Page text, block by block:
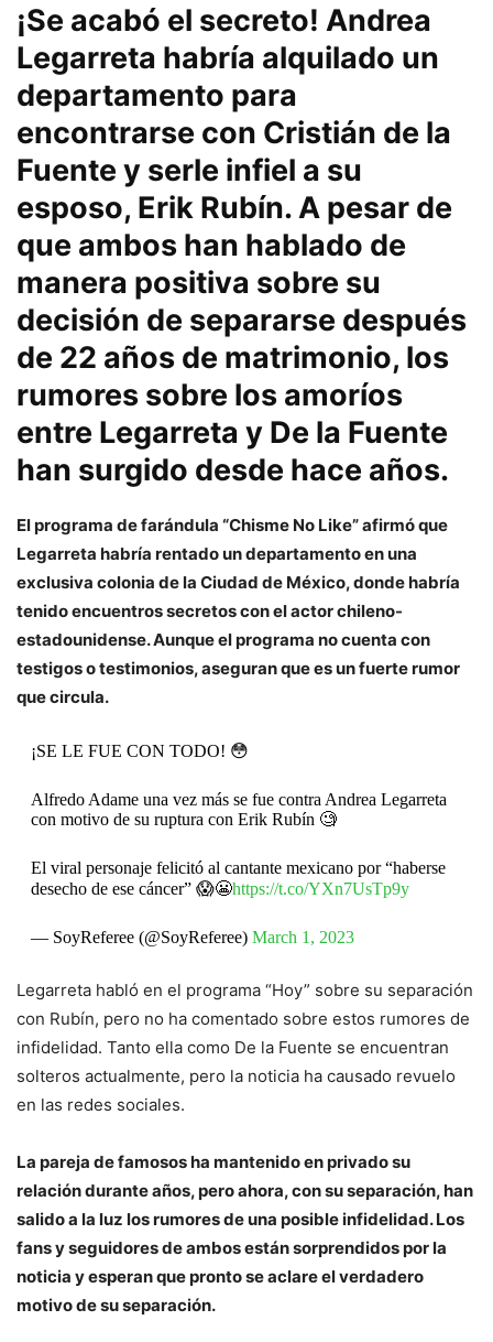
¡Se acabó el secreto! Andrea
Legarreta habría alquilado un
departamento para
encontrarse con Cristián de la
Fuente y serle infiel a su
esposo, Erik Rubín. A pesar de
que ambos han hablado de
manera positiva sobre su
decisión de separarse después
de 22 años de matrimonio, los
rumores sobre los amoríos
entre Legarreta y De la Fuente
han surgido desde hace años.
El programa de farándula “Chisme No Like” afirmó que
Legarreta habría rentado un departamento en una
exclusiva colonia de la Ciudad de México, donde habría
tenido encuentros secretos con el actor chileno-
estadounidense. Aunque el programa no cuenta con
testigos o testimonios, aseguran que es un fuerte rumor
que circula.
¡SE LE FUE CON TODO! 😳
Alfredo Adame una vez más se fue contra Andrea Legarreta
con motivo de su ruptura con Erik Rubín 🧐
El viral personaje felicitó al cantante mexicano por “haberse
desecho de ese cáncer” 😱😬https://t.co/YXn7UsTp9y
— SoyReferee (@SoyReferee) March 1, 2023
Legarreta habló en el programa “Hoy” sobre su separación
con Rubín, pero no ha comentado sobre estos rumores de
infidelidad. Tanto ella como De la Fuente se encuentran
solteros actualmente, pero la noticia ha causado revuelo
en las redes sociales.
La pareja de famosos ha mantenido en privado su
relación durante años, pero ahora, con su separación, han
salido a la luz los rumores de una posible infidelidad. Los
fans y seguidores de ambos están sorprendidos por la
noticia y esperan que pronto se aclare el verdadero
motivo de su separación.